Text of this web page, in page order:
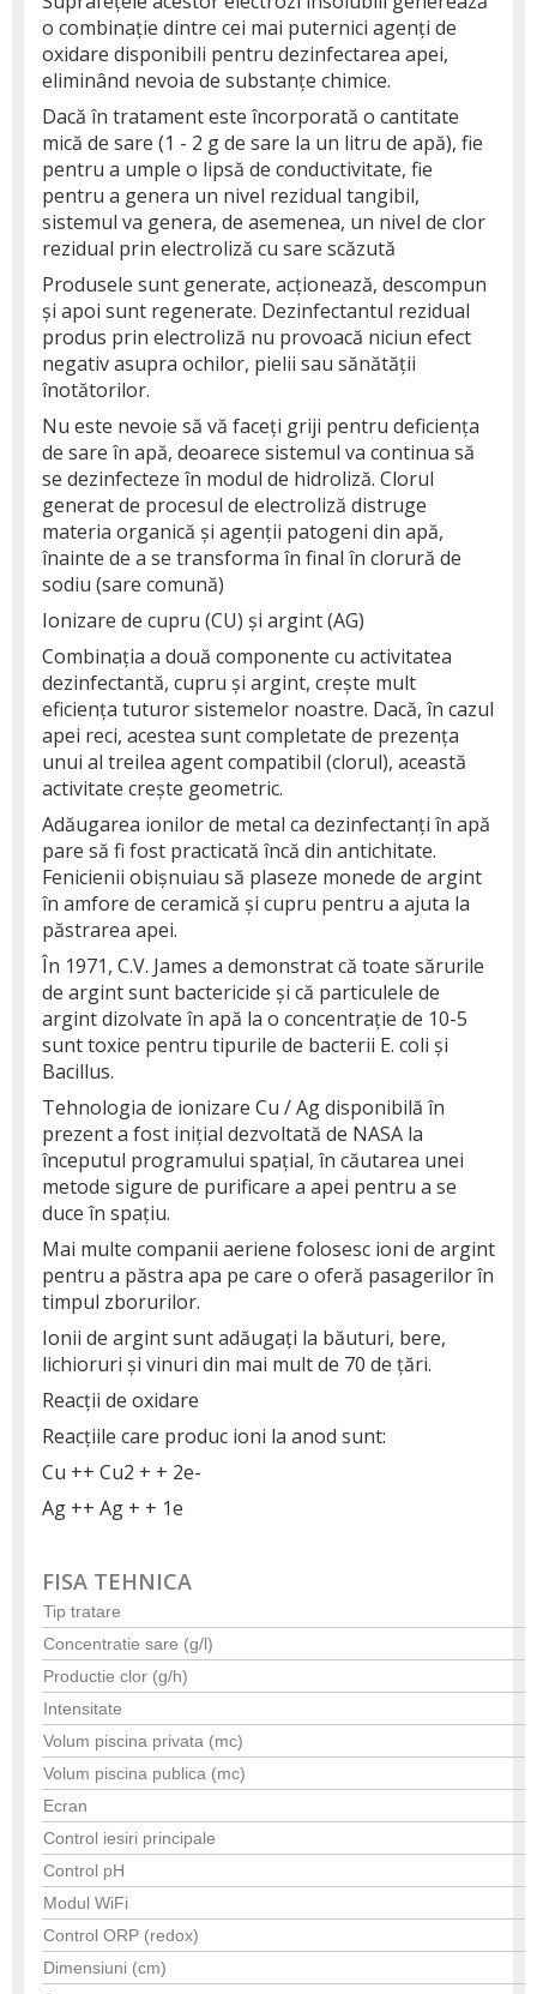
o combinație dintre cei mai puternici agenți de
oxidare disponibili pentru dezinfectarea apei,
eliminând nevoia de substanțe chimice.
Dacă în tratament este încorporată o cantitate
mică de sare (1 - 2 g de sare la un litru de apă), fie
pentru a umple o lipsă de conductivitate, fie
pentru a genera un nivel rezidual tangibil,
sistemul va genera, de asemenea, un nivel de clor
rezidual prin electroliză cu sare scăzută
Produsele sunt generate, acționează, descompun
și apoi sunt regenerate. Dezinfectantul rezidual
produs prin electroliză nu provoacă niciun efect
negativ asupra ochilor, pielii sau sănătății
înotătorilor.
Nu este nevoie să vă faceți griji pentru deficiența
de sare în apă, deoarece sistemul va continua să
se dezinfecteze în modul de hidroliză. Clorul
generat de procesul de electroliză distruge
materia organică și agenții patogeni din apă,
înainte de a se transforma în final în clorură de
sodiu (sare comună)
Ionizare de cupru (CU) și argint (AG)
Combinația a două componente cu activitatea
dezinfectantă, cupru și argint, crește mult
eficiența tuturor sistemelor noastre. Dacă, în cazul
apei reci, acestea sunt completate de prezența
unui al treilea agent compatibil (clorul), această
activitate crește geometric.
Adăugarea ionilor de metal ca dezinfectanți în apă
pare să fi fost practicată încă din antichitate.
Fenicienii obișnuiau să plaseze monede de argint
în amfore de ceramică și cupru pentru a ajuta la
păstrarea apei.
În 1971, C.V. James a demonstrat că toate sărurile
de argint sunt bactericide și că particulele de
argint dizolvate în apă la o concentrație de 10-5
sunt toxice pentru tipurile de bacterii E. coli și
Bacillus.
Tehnologia de ionizare Cu / Ag disponibilă în
prezent a fost inițial dezvoltată de NASA la
începutul programului spațial, în căutarea unei
metode sigure de purificare a apei pentru a se
duce în spațiu.
Mai multe companii aeriene folosesc ioni de argint
pentru a păstra apa pe care o oferă pasagerilor în
timpul zborurilor.
Ionii de argint sunt adăugați la băuturi, bere,
lichioruri și vinuri din mai mult de 70 de țări.
Reacții de oxidare
Reacțiile care produc ioni la anod sunt:
Cu ++ Cu2 + + 2e-
Ag ++ Ag + + 1e
FISA TEHNICA
Tip tratare
Concentratie sare (g/l)
Productie clor (g/h)
Intensitate
Volum piscina privata (mc)
Volum piscina publica (mc)
Ecran
Control iesiri principale
Control pH
Modul WiFi
Control ORP (redox)
Dimensiuni (cm)